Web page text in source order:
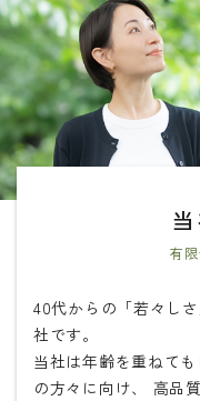
有
40代からの「若々し
社です。
当社は年齢を重ねて
の方々に向け、
高品